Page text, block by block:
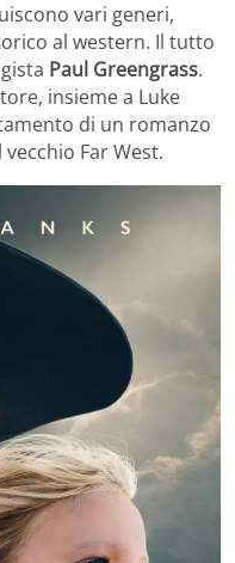
vari generi,
al western. Il tutto
Paul Greengrass.
insieme a Luke
di un romanzo
Far West.